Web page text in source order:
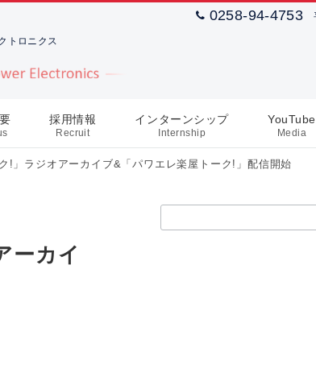
0258-94-4753
トロニクス
採用情報
Recruit
インターンシップ
Internship
YouTube
Media
!」ラジオアーカイブ&「パワエレ楽屋トーク!」配信開始
ーカイ
索：